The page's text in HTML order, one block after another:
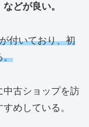
どが良い。
付いており、初
。
中古ショップを訪
めしている。